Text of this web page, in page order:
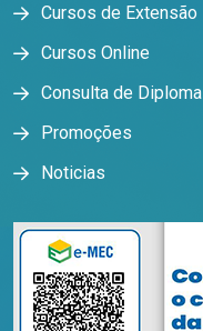
Cursos de Extensão
Cursos Online
Consulta de Diploma
Promoções
Noticias